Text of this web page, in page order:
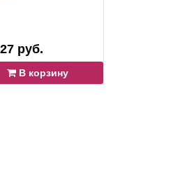
руб.
В корзину